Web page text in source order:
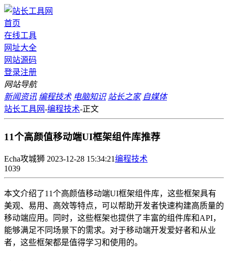
首页
在线工具
网址大全
网站源码
登录注册
网站导航
新闻资讯 编程技术 电脑知识 站长之家 自媒体
站长工具网-编程技术-正文
11个高颜值移动端UI框架组件库推荐
Echa攻城狮 2023-12-28 15:34:21编程技术
1039
本文介绍了11个高颜值移动端UI框架组件库，这些框架具有
美观、易用、高效等特点，可以帮助开发者快速构建高质量的
移动端应用。同时，这些框架也提供了丰富的组件库和API，
能够满足不同场景下的需求。对于移动端开发爱好者和从业
者，这些框架都是值得学习和使用的。